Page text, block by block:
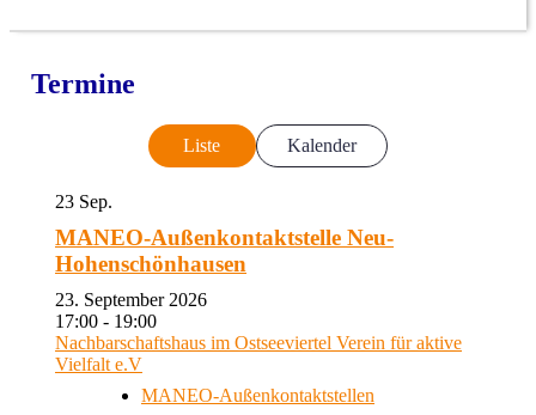
Termine
Liste Kalender
23 Sep.
MANEO-Außenkontaktstelle Neu-
Hohenschönhausen
23. September 2026
17:00 - 19:00
Nachbarschaftshaus im Ostseeviertel Verein für aktive
Vielfalt e.V
MANEO-Außenkontaktstellen